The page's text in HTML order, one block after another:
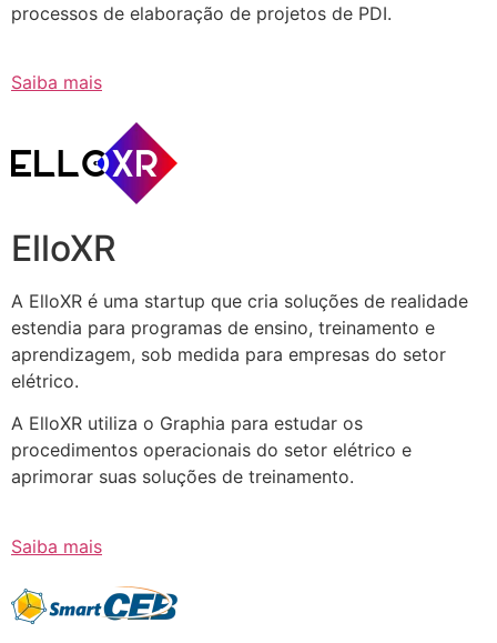
processos de elaboração de projetos de PDI.
Saiba mais
ElloXR
A ElloXR é uma startup que cria soluções de realidade
estendia para programas de ensino, treinamento e
aprendizagem, sob medida para empresas do setor
elétrico.
A ElloXR utiliza o Graphia para estudar os
procedimentos operacionais do setor elétrico e
aprimorar suas soluções de treinamento.
Saiba mais